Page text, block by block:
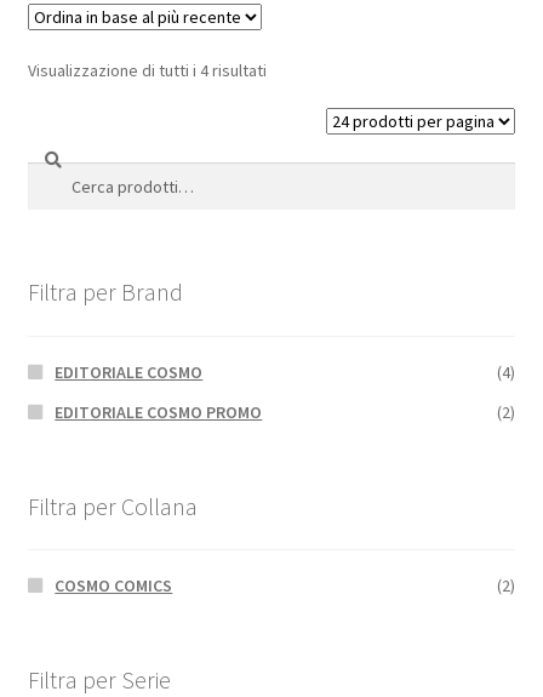
Visualizzazione di tutti i 4 risultati
Cerca:
Cerca
Filtra per Brand
EDITORIALE COSMO
(4)
EDITORIALE COSMO PROMO
(2)
Filtra per Collana
COSMO COMICS (2)
Filtra per Serie